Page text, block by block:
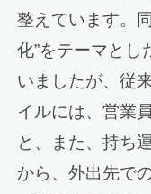
整えています。
化”をテーマとし
いましたが、従
イルには、営業
と、また、持ち
から、外出先で